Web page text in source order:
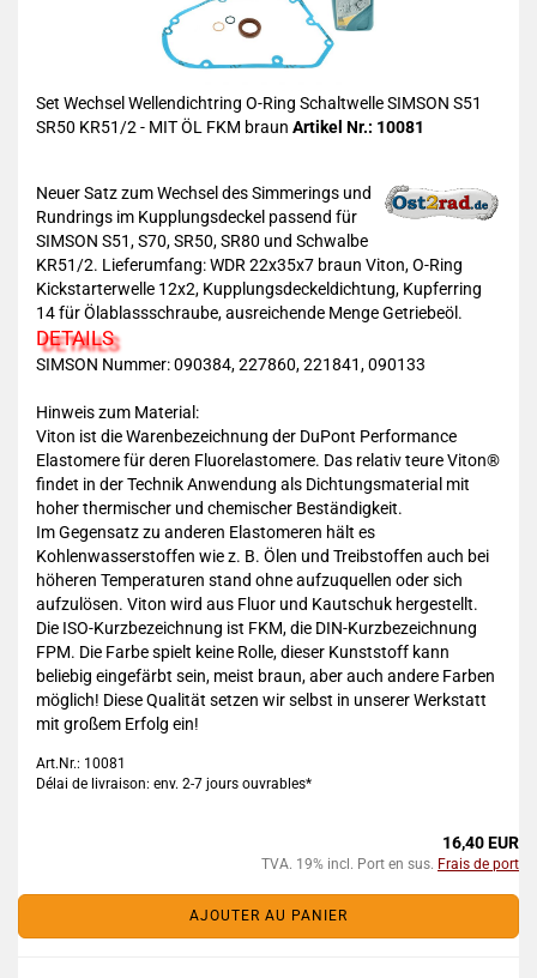
Set Wechsel Wellendichtring O-Ring Schaltwelle SIMSON S51
SR50 KR51/2 - MIT ÖL FKM braun Artikel Nr.: 10081
Neuer Satz zum Wechsel des Simmerings und
Rundrings im Kupplungsdeckel passend für
SIMSON S51, S70, SR50, SR80 und Schwalbe
KR51/2. Lieferumfang: WDR 22x35x7 braun Viton, O-Ring
Kickstarterwelle 12x2, Kupplungsdeckeldichtung, Kupferring
14 für Ölablassschraube, ausreichende Menge Getriebeöl.
DETAILS
SIMSON Nummer: 090384, 227860, 221841, 090133
Hinweis zum Material:
Viton ist die Warenbezeichnung der DuPont Performance
Elastomere für deren Fluorelastomere. Das relativ teure Viton®
findet in der Technik Anwendung als Dichtungsmaterial mit
hoher thermischer und chemischer Beständigkeit.
Im Gegensatz zu anderen Elastomeren hält es
Kohlenwasserstoffen wie z. B. Ölen und Treibstoffen auch bei
höheren Temperaturen stand ohne aufzuquellen oder sich
aufzulösen. Viton wird aus Fluor und Kautschuk hergestellt.
Die ISO-Kurzbezeichnung ist FKM, die DIN-Kurzbezeichnung
FPM. Die Farbe spielt keine Rolle, dieser Kunststoff kann
beliebig eingefärbt sein, meist braun, aber auch andere Farben
möglich! Diese Qualität setzen wir selbst in unserer Werkstatt
mit großem Erfolg ein!
Art.Nr.: 10081
Délai de livraison: env. 2-7 jours ouvrables*
16,40 EUR
TVA. 19% incl. Port en sus. Frais de port
AJOUTER AU PANIER